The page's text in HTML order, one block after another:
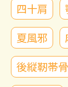
四十肩
夏風邪
後縦靭帯